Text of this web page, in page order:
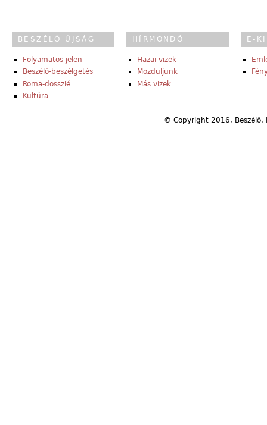
BESZÉLŐ ÚJSÁG
Folyamatos jelen
Beszélő-beszélgetés
Roma-dosszié
Kultúra
HÍRMONDÓ
Hazai vizek
Mozduljunk
Más vizek
E-
© Copyright 2016,